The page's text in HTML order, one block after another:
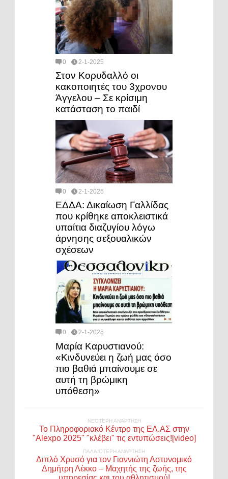
0 2-1-2025
Στον Κορυδαλλό οι
κακοποιητές του 3χρονου
Άγγελου – Σε κρίσιμη
κατάσταση το παιδί
0 2-1-2025
ΕΔΔΑ: Δικαίωση Γαλλίδας
που κρίθηκε αποκλειστικά
υπαίτια διαζυγίου λόγω
άρνησης σεξουαλικών
σχέσεων
0 2-1-2025
Μαρία Καρυστιανού:
«Κινδυνεύει η ζωή μας όσο
πιο βαθιά μπαίνουμε σε
αυτή τη βρώμικη
υπόθεση»
ΝΕΌΤΕΡΗ ΑΝΆΡΤΗΣΗ
Το Πληροφοριακό Κέντρο της ΕΛ.ΑΣ στην
"Alexpo 2025" "κλέβει" τις εντυπώσεις![video]
ΠΑΛΑΙΌΤΕΡΗ ΑΝΆΡΤΗΣΗ
Διπλό Χρυσό για τον Γιαννιώτη Αστυνομικό
Δημήτρη Λέκκο – Μαχητής της ζωής, της